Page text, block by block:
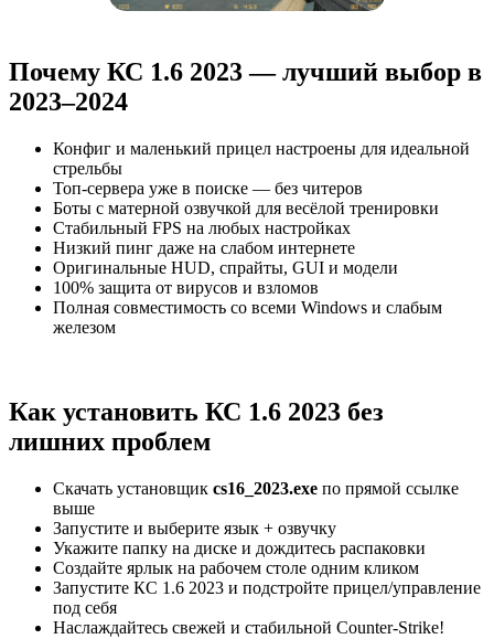
Почему КС 1.6 2023 — лучший выбор в
2023–2024
Конфиг и маленький прицел настроены для идеальной
стрельбы
Топ-сервера уже в поиске — без читеров
Боты с матерной озвучкой для весёлой тренировки
Стабильный FPS на любых настройках
Низкий пинг даже на слабом интернете
Оригинальные HUD, спрайты, GUI и модели
100% защита от вирусов и взломов
Полная совместимость со всеми Windows и слабым
железом
Как установить КС 1.6 2023 без
лишних проблем
Скачать установщик cs16_2023.exe по прямой ссылке
выше
Запустите и выберите язык + озвучку
Укажите папку на диске и дождитесь распаковки
Создайте ярлык на рабочем столе одним кликом
Запустите КС 1.6 2023 и подстройте прицел/управление
под себя
Наслаждайтесь свежей и стабильной Counter-Strike!